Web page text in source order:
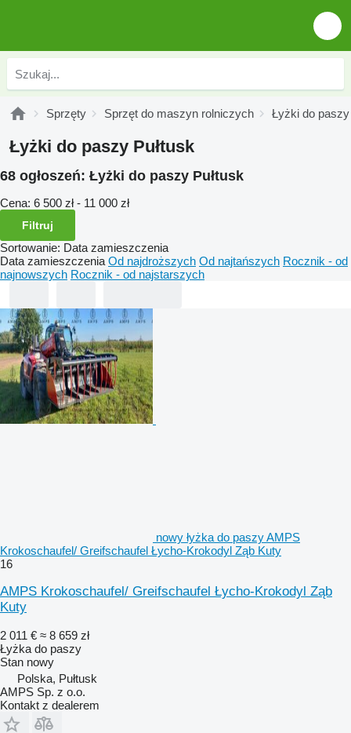
Sprzęty Sprzęt do maszyn rolniczych Łyżki do paszy
Łyżki do paszy Pułtusk
68 ogłoszeń: Łyżki do paszy Pułtusk
Cena: 6 500 zł - 11 000 zł
Filtruj
Sortowanie: Data zamieszczenia
Data zamieszczenia Od najdroższych Od najtańszych Rocznik - od
najnowszych Rocznik - od najstarszych
nowy łyżka do paszy AMPS
Krokoschaufel/ Greifschaufel Łycho-Krokodyl Ząb Kuty
16
AMPS Krokoschaufel/ Greifschaufel Łycho-Krokodyl Ząb
Kuty
2 011 € ≈ 8 659 zł
Łyżka do paszy
Stan nowy
Polska, Pułtusk
AMPS Sp. z o.o.
Kontakt z dealerem